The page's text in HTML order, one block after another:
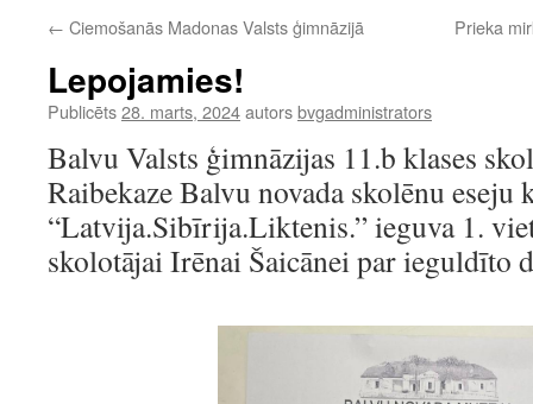
← Ciemošanās Madonas Valsts ģimnāzijā Prieka
Lepojamies!
Publicēts28. marts, 2024autorsbvgadministrators
Balvu Valsts ģimnāzijas 11.b klases
Raibekaze Balvu novada skolēnu eseju
“Latvija.Sibīrija.Liktenis.” ieguva 1.
skolotājai Irēnai Šaicānei par ieguldīto